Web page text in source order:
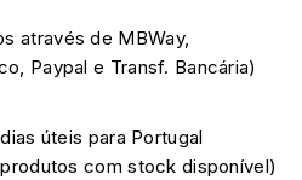
através de MBWay,
Paypal e Transf. Bancária)
úteis para Portugal
com stock disponível)